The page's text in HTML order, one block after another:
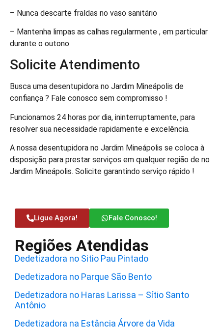
– Nunca descarte fraldas no vaso sanitário
– Mantenha limpas as calhas regularmente , em particular
durante o outono
Solicite Atendimento
Busca uma desentupidora no Jardim Mineápolis de
confiança ? Fale conosco sem compromisso !
Funcionamos 24 horas por dia, ininterruptamente, para
resolver sua necessidade rapidamente e excelência.
A nossa desentupidora no Jardim Mineápolis se coloca à
disposição para prestar serviços em qualquer região de no
Jardim Mineápolis. Solicite garantindo serviço rápido !
Ligue Agora! Fale Conosco!
Regiões Atendidas
Dedetizadora no Sitio Pau Pintado
Dedetizadora no Parque São Bento
Dedetizadora no Haras Larissa – Sítio Santo
Antônio
Dedetizadora na Estância Árvore da Vida